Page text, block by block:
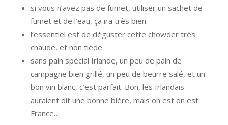
si vous n’avez pas de fumet, utiliser un sachet de
fumet et de l’eau, ça ira très bien.
l’essentiel est de déguster cette chowder très
chaude, et non tiède.
sans pain spécial Irlande, un peu de pain de
campagne bien grillé, un peu de beurre salé, et un
bon vin blanc, c’est parfait. Bon, les Irlandais
auraient dit une bonne bière, mais on est on est
France…